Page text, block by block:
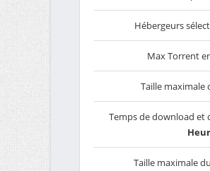
Hébergeurs
Max Torrent
Taille maximale
Temps de download
Taille maximale